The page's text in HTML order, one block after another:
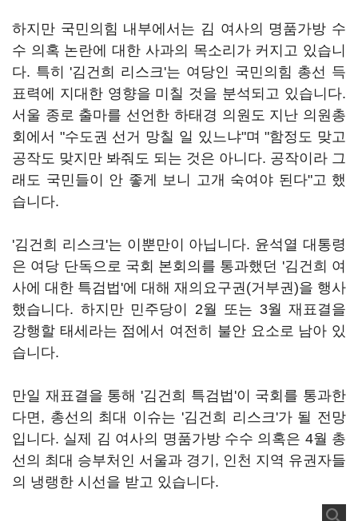
하지만 국민의힘 내부에서는 김 여사의 명품가방 수
수 의혹 논란에 대한 사과의 목소리가 커지고 있습니
다. 특히 '김건희 리스크'는 여당인 국민의힘 총선 득
표력에 지대한 영향을 미칠 것을 분석되고 있습니다.
서울 종로 출마를 선언한 하태경 의원도 지난 의원총
회에서 "수도권 선거 망칠 일 있느냐"며 "함정도 맞고
공작도 맞지만 봐줘도 되는 것은 아니다. 공작이라 그
래도 국민들이 안 좋게 보니 고개 숙여야 된다"고 했
습니다.
'김건희 리스크'는 이뿐만이 아닙니다. 윤석열 대통령
은 여당 단독으로 국회 본회의를 통과했던 '김건희 여
사에 대한 특검법'에 대해 재의요구권(거부권)을 행사
했습니다. 하지만 민주당이 2월 또는 3월 재표결을
강행할 태세라는 점에서 여전히 불안 요소로 남아 있
습니다.
만일 재표결을 통해 '김건희 특검법'이 국회를 통과한
다면, 총선의 최대 이슈는 '김건희 리스크'가 될 전망
입니다. 실제 김 여사의 명품가방 수수 의혹은 4월 총
선의 최대 승부처인 서울과 경기, 인천 지역 유권자들
의 냉랭한 시선을 받고 있습니다.